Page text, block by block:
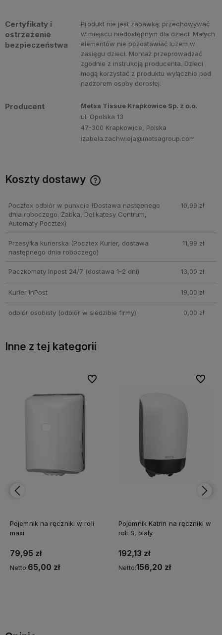
Certyfikaty i
ostrzeżenie
bezpieczeństwa
Produkt nie jest zabawką; przechowywać
w miejscu niedostępnym dla dzieci. Małych
elementów nie pozostawiać luzem w
zasięgu dzieci. Montaż przeprowadzać
zgodnie z instrukcją producenta. Dzieci
mogą korzystać z produktu wyłącznie pod
nadzorem osoby dorosłej.
Producent
Metsa Tissue Krapkowice Sp. z o.o.
ul. Opolska 13
47-300 Krapkowice, Polska
izabela.zachwieja@metsagroup.com
Koszty dostawy
Pocztex odbiór w punkcie (Dostawa następnego
dnia roboczego. Żabka, Delikatesy Centrum,
Automaty Pocztex)
10,99 zł
Przesyłka kurierska (Pocztex Kurier, dostawa
następnego dnia roboczego)
11,99 zł
Paczkomaty Inpost 24/7 (dostawa 1-2 dni) 13,00 zł
Kurier InPost 19,00 zł
odbiór osobisty(odbiór w siedzibie firmy) 0,00 zł
Inne z tej kategorii
Pojemnik na ręczniki w roli
maxi
79,95 zł
Netto:65,00 zł
Do ulubionych
Do ulubionych
Pojemnik Katrin na ręczniki w
roli S, biały
192,13 zł
Netto:156,20 zł
Do
Do